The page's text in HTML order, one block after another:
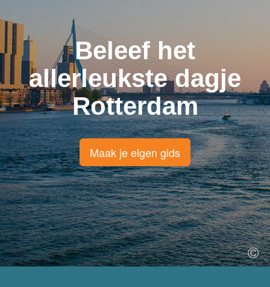
Beleef het
allerleukste dagje
Rotterdam
Maak je eigen gids